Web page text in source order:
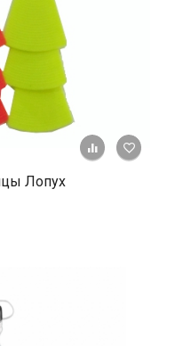
+ К
Лопух